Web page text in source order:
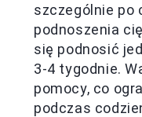
szczególnie po
podnoszenia
się podnosić
3-4 tygodnie.
pomocy, co
podczas